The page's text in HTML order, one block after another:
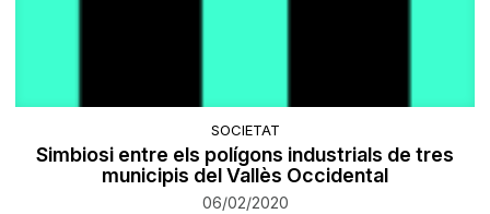
SOCIETAT
Simbiosi entre els polígons industrials de tres
municipis del Vallès Occidental
06/02/2020